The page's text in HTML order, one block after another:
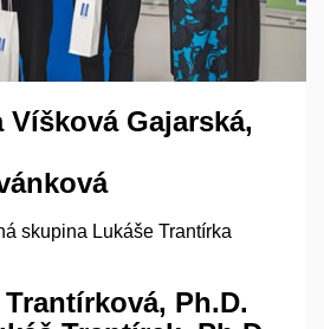
Víšková Gajarská,
skupina Lukáše Trantírka
Ph.D.​